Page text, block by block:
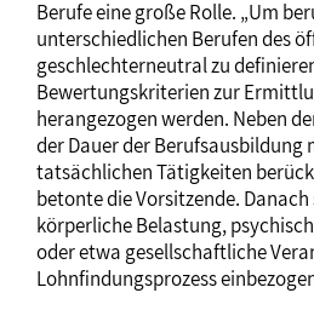
Berufe eine große Rolle. „Um
unterschiedlichen Berufen des
geschlechterneutral zu
Bewertungskriterien zur
herangezogen werden. Neben
der Dauer der Berufsausbildung
tatsächlichen Tätigkeiten
betonte die Vorsitzende.
körperliche Belastung,
oder etwa gesellschaftliche
Lohnfindungsprozess